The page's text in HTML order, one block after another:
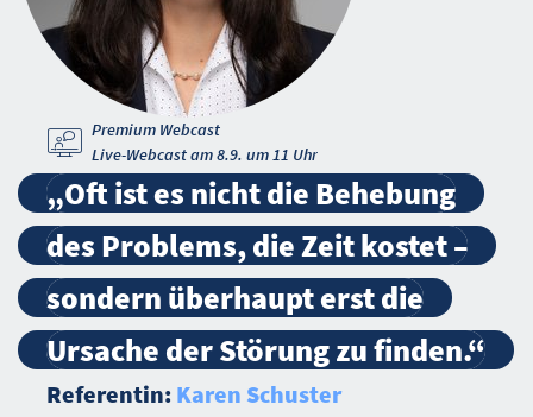
Premium Webcast
Live-Webcast am 8.9. um 11 Uhr
„Oft ist es nicht die Behebung
des Problems, die Zeit kostet –
sondern überhaupt erst die
Ursache der Störung zu finden.“
Referentin: Karen Schuster